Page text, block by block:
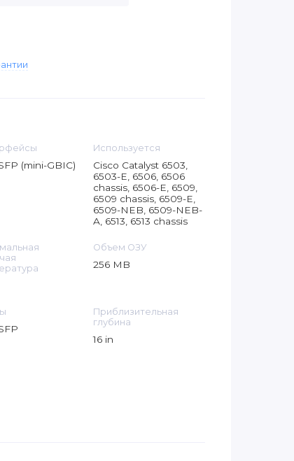
(mini-GBIC)
Используется
Cisco Catalyst 6503,
6503-E, 6506, 6506
chassis, 6506-E, 6509,
6509 chassis, 6509-E,
6509-NEB, 6509-NEB-
A, 6513, 6513 chassis
Объем ОЗУ
256 MB
Приблизительная
глубина
16 in